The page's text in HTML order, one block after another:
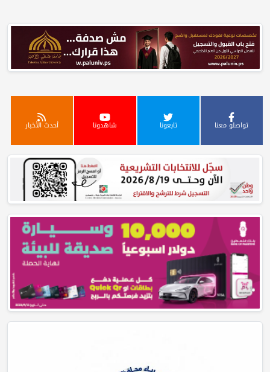
تواصلو معنا تابعونا شاهدونا أحدث الأخبار